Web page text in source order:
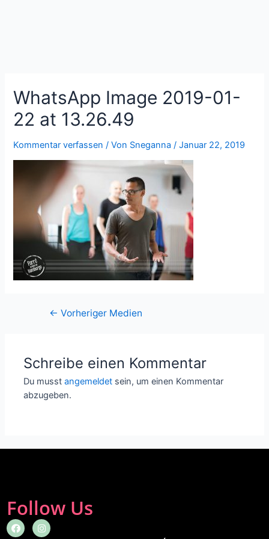
WhatsApp Image 2019-01-
22 at 13.26.49
Kommentar verfassen / Von Sneganna/Januar 22, 2019
← Vorheriger Medien
Schreibe einen Kommentar
Du musstangemeldet sein, um einen Kommentar
abzugeben.
Follow Us
F
a
I
n